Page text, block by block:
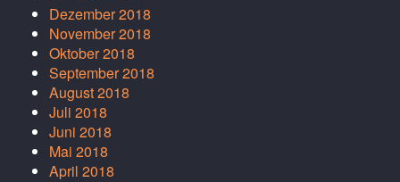
Dezember 2018
November 2018
Oktober 2018
September 2018
August 2018
Juli 2018
Juni 2018
Mai 2018
April 2018